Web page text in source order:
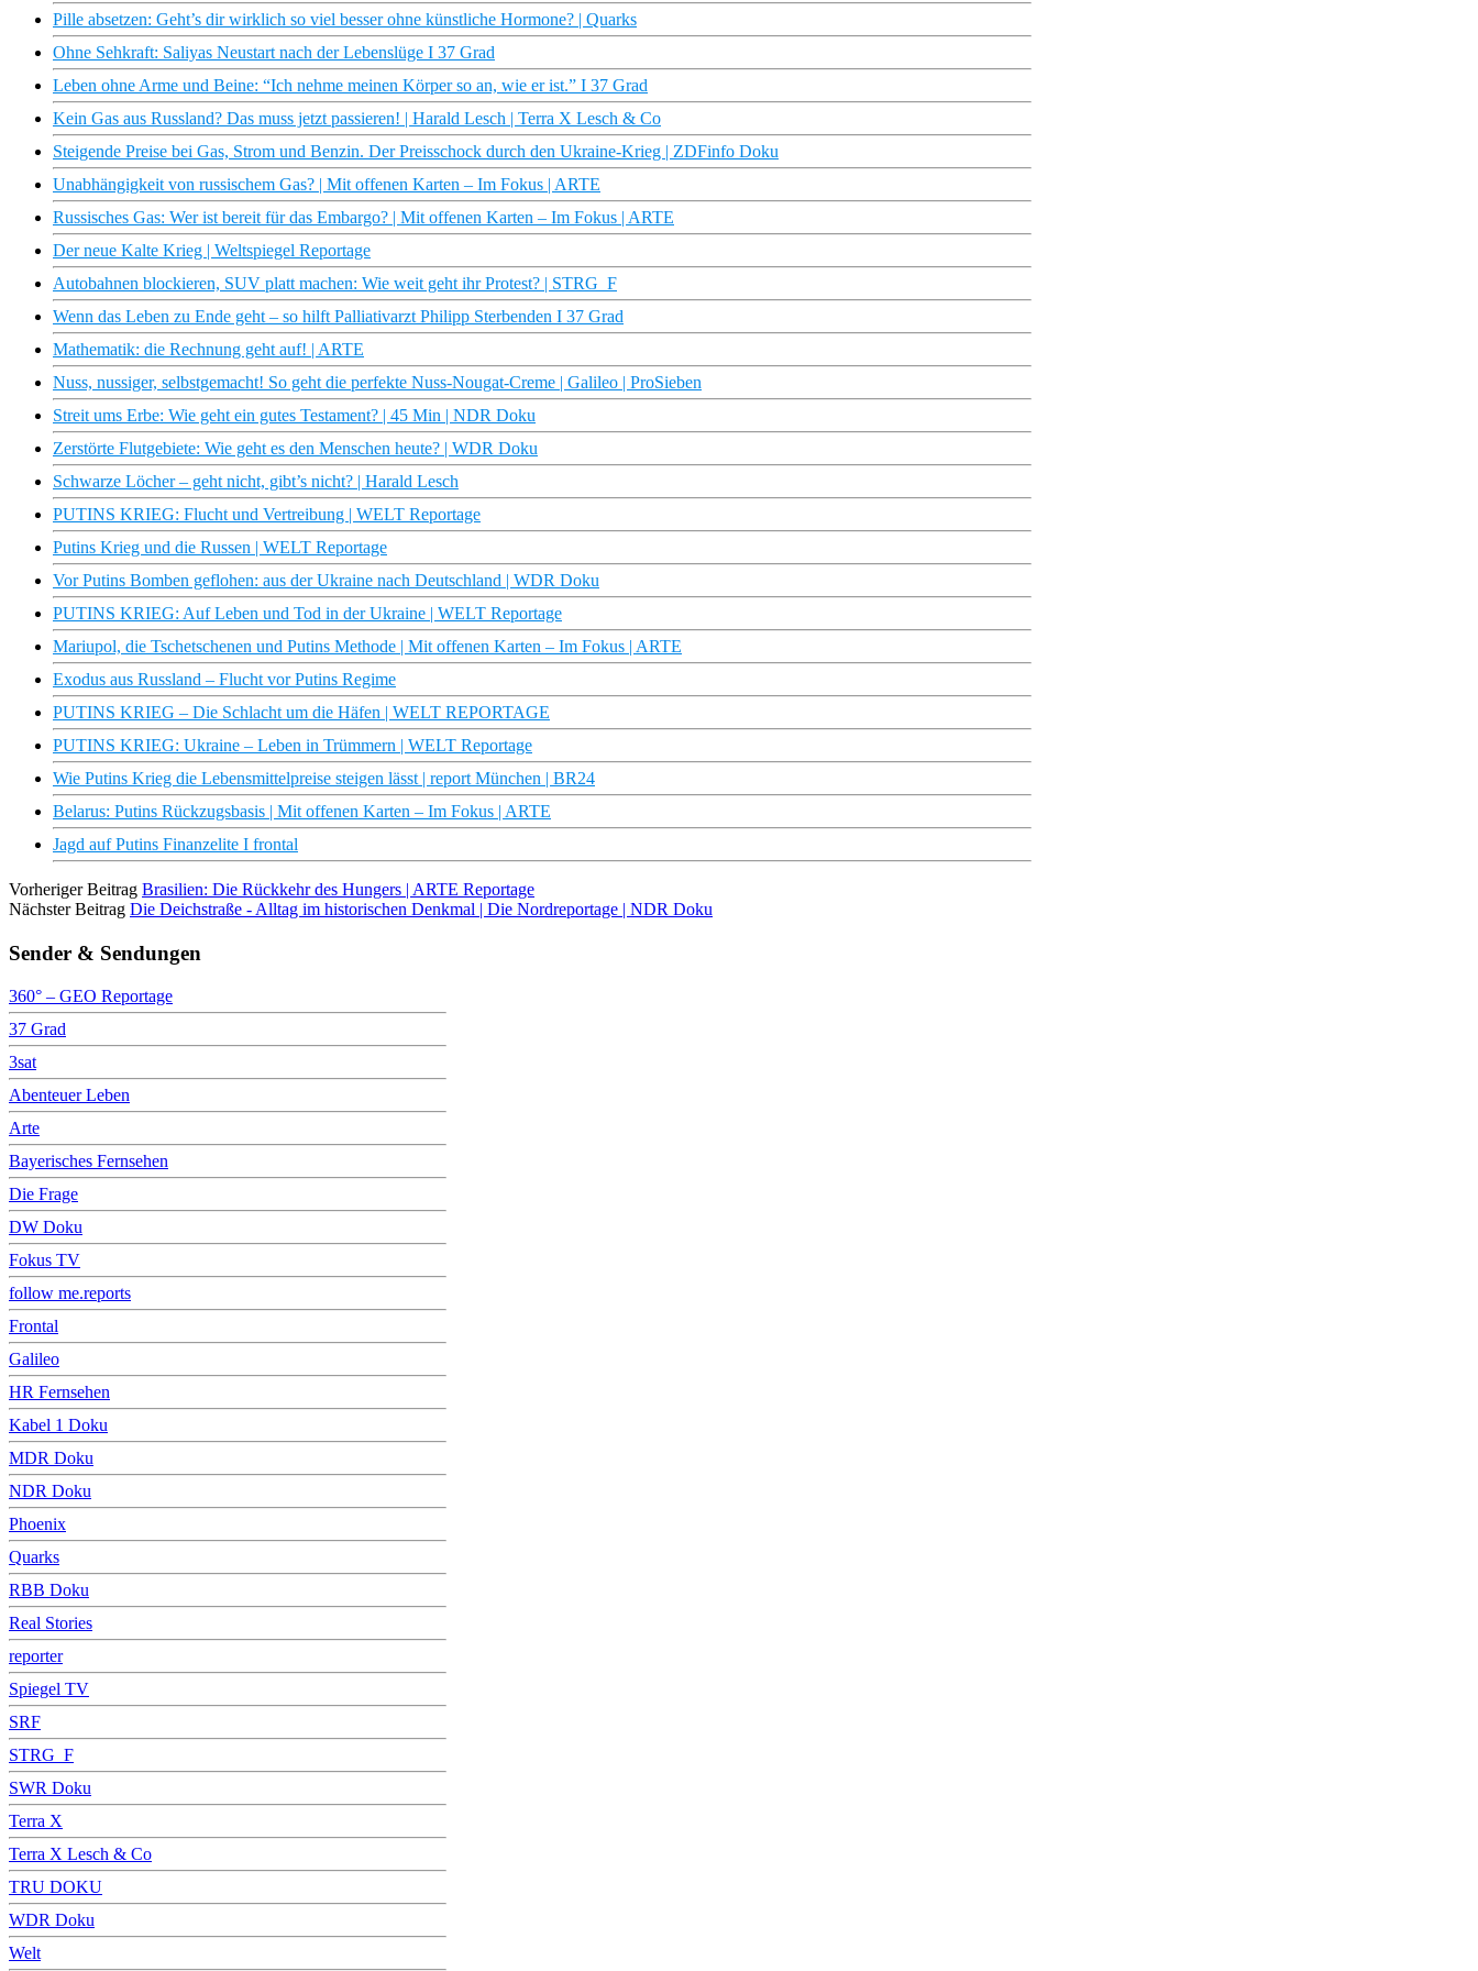
Pille absetzen: Geht’s dir wirklich so viel besser ohne künstliche Hormone? | Quarks
Ohne Sehkraft: Saliyas Neustart nach der Lebenslüge I 37 Grad
Leben ohne Arme und Beine: “Ich nehme meinen Körper so an, wie er ist.” I 37 Grad
Kein Gas aus Russland? Das muss jetzt passieren! | Harald Lesch | Terra X Lesch & Co
Steigende Preise bei Gas, Strom und Benzin. Der Preisschock durch den Ukraine-Krieg | ZDFinfo Doku
Unabhängigkeit von russischem Gas? | Mit offenen Karten – Im Fokus | ARTE
Russisches Gas: Wer ist bereit für das Embargo? | Mit offenen Karten – Im Fokus | ARTE
Der neue Kalte Krieg | Weltspiegel Reportage
Autobahnen blockieren, SUV platt machen: Wie weit geht ihr Protest? | STRG_F
Wenn das Leben zu Ende geht – so hilft Palliativarzt Philipp Sterbenden I 37 Grad
Mathematik: die Rechnung geht auf! | ARTE
Nuss, nussiger, selbstgemacht! So geht die perfekte Nuss-Nougat-Creme | Galileo | ProSieben
Streit ums Erbe: Wie geht ein gutes Testament? | 45 Min | NDR Doku
Zerstörte Flutgebiete: Wie geht es den Menschen heute? | WDR Doku
Schwarze Löcher – geht nicht, gibt’s nicht? | Harald Lesch
PUTINS KRIEG: Flucht und Vertreibung | WELT Reportage
Putins Krieg und die Russen | WELT Reportage
Vor Putins Bomben geflohen: aus der Ukraine nach Deutschland | WDR Doku
PUTINS KRIEG: Auf Leben und Tod in der Ukraine | WELT Reportage
Mariupol, die Tschetschenen und Putins Methode | Mit offenen Karten – Im Fokus | ARTE
Exodus aus Russland – Flucht vor Putins Regime
PUTINS KRIEG – Die Schlacht um die Häfen | WELT REPORTAGE
PUTINS KRIEG: Ukraine – Leben in Trümmern | WELT Reportage
Wie Putins Krieg die Lebensmittelpreise steigen lässt | report München | BR24
Belarus: Putins Rückzugsbasis | Mit offenen Karten – Im Fokus | ARTE
Jagd auf Putins Finanzelite I frontal
Vorheriger Beitrag Brasilien: Die Rückkehr des Hungers | ARTE Reportage
Nächster Beitrag Die Deichstraße - Alltag im historischen Denkmal | Die Nordreportage | NDR Doku
Sender & Sendungen
360° – GEO Reportage
37 Grad
3sat
Abenteuer Leben
Arte
Bayerisches Fernsehen
Die Frage
DW Doku
Fokus TV
follow me.reports
Frontal
Galileo
HR Fernsehen
Kabel 1 Doku
MDR Doku
NDR Doku
Phoenix
Quarks
RBB Doku
Real Stories
reporter
Spiegel TV
SRF
STRG_F
SWR Doku
Terra X
Terra X Lesch & Co
TRU DOKU
WDR Doku
Welt